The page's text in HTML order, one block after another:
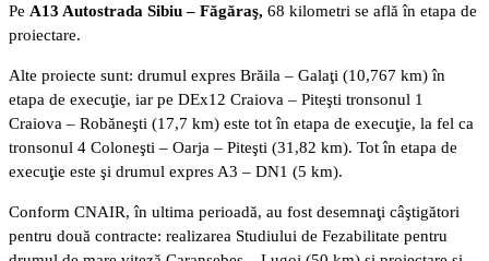
Pe A13 Autostrada Sibiu – Făgăraş, 68 kilometri se află în etapa de
proiectare.
Alte proiecte sunt: drumul expres Brăila – Galaţi (10,767 km) în
etapa de execuţie, iar pe DEx12 Craiova – Piteşti tronsonul 1
Craiova – Robăneşti (17,7 km) este tot în etapa de execuţie, la fel ca
tronsonul 4 Coloneşti – Oarja – Piteşti (31,82 km). Tot în etapa de
execuţie este şi drumul expres A3 – DN1 (5 km).
Conform CNAIR, în ultima perioadă, au fost desemnaţi câştigători
pentru două contracte: realizarea Studiului de Fezabilitate pentru